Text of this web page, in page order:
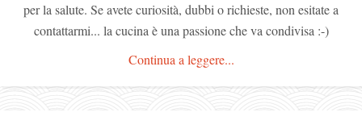
per la salute. Se avete curiosità, dubbi o richieste, non esitate a
contattarmi... la cucina è una passione che va condivisa :-)
Continua a leggere...